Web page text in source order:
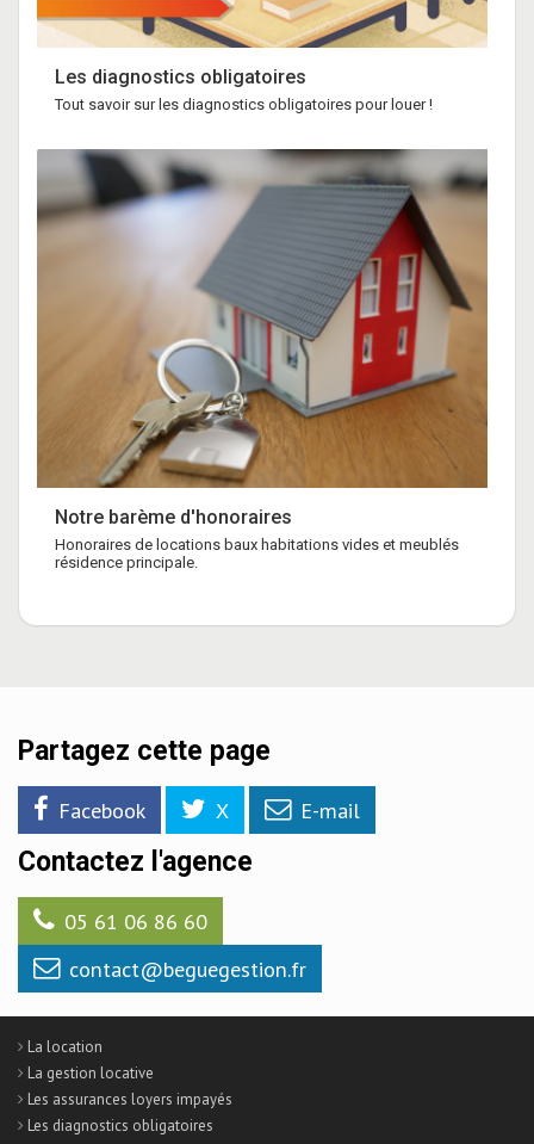
Les diagnostics obligatoires
Tout savoir sur les diagnostics obligatoires pour louer !
Notre barème d'honoraires
Honoraires de locations baux habitations vides et meublés
résidence principale.
Partagez cette page
Facebook X E-mail
Contactez l'agence
05 61 06 86 60
contact@beguegestion.fr
La location
La gestion locative
Les assurances loyers impayés
Les diagnostics obligatoires